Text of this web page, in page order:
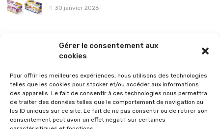
Gérer le consentement aux
cookies
Pour offrir les meilleures expériences, nous utilisons des technologies
telles que les cookies pour stocker et/ou accéder aux informations
des appareils. Le fait de consentir à ces technologies nous permettra
de traiter des données telles que le comportement de navigation ou
les ID uniques sur ce site. Le fait de ne pas consentir ou de retirer son
consentement peut avoir un effet négatif sur certaines
30 janvier 2026